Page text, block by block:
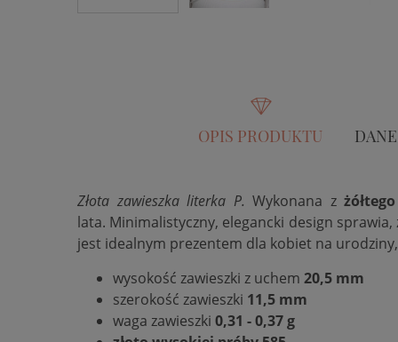
OPIS PRODUKTU
Złota zawieszka literka P. Wykonana z
lata. Minimalistyczny, elegancki design sprawia,
jest idealnym prezentem dla kobiet na
wysokość zawieszki z uchem 20,5 mm
szerokość zawieszki 11,5 mm
waga zawieszki 0,31 - 0,37 g